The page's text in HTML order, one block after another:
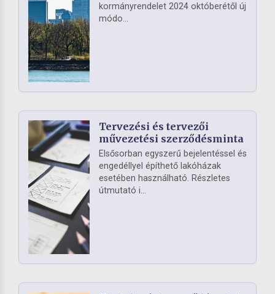
kormányrendelet 2024 októberétől új
módo...
Tervezési és tervezői
művezetési szerződésminta
Elsősorban egyszerű bejelentéssel és
engedéllyel építhető lakóházak
esetében használható. Részletes
útmutató i...